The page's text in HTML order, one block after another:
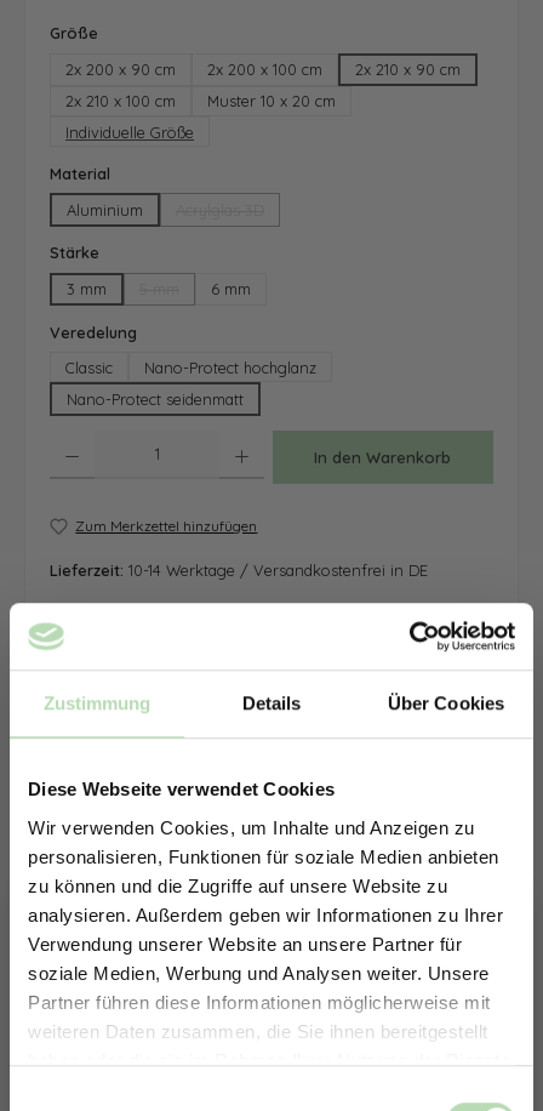
Zustimmung Details Über Cookies
Diese Webseite verwendet Cookies
Wir verwenden Cookies, um Inhalte und Anzeigen zu
personalisieren, Funktionen für soziale Medien anbieten
zu können und die Zugriffe auf unsere Website zu
analysieren. Außerdem geben wir Informationen zu Ihrer
Verwendung unserer Website an unsere Partner für
soziale Medien, Werbung und Analysen weiter. Unsere
Partner führen diese Informationen möglicherweise mit
weiteren Daten zusammen, die Sie ihnen bereitgestellt
haben oder die sie im Rahmen Ihrer Nutzung der Dienste
Größe
2x 200 x 90 cm
2x 200 x 100 cm
2x 210 x 90 cm
2x 210 x 100 cm
Muster 10 x 20 cm
Individuelle Größe
Material
Aluminium
Stärke
3 mm
(Diese Option ist zurzeit nicht verfügbar.)
6 mm
Veredelung
Classic
Nano-Protect hochglanz
Nano-Protect seidenmatt
In den Warenkorb
Zum Merkzettel hinzufügen
Lieferzeit: 10-14 Werktage / Versandkostenfrei in DE
ERHALTE 5% RABATT AUF
DEINE RÜCKWÄNDE